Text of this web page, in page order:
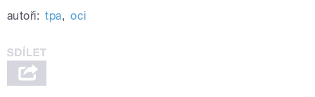
autoři: tpa, oci